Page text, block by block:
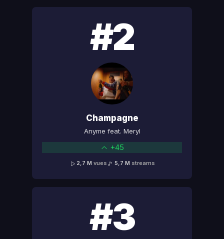
#2
Champagne
Anyme feat. Meryl
+45
2,7 M vues 5,7 M streams
#3